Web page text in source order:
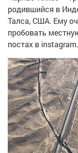
родившийся в
Талса, США. Ему
пробовать
постах в instagram.